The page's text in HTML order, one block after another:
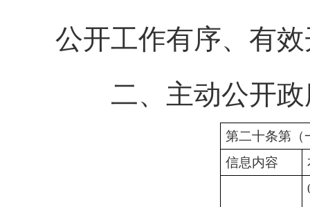
公开工作有序、有
二、主动公开政
第二十条第（
信息内容